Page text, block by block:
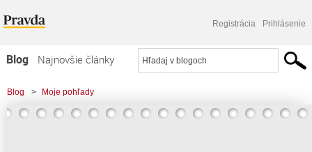
Registrácia Prihlásenie
Blog
Najnovšie články
Najčítanejšie články
Najkomentovanejšie články
Blog > Moje pohľady
> Skrachovala známa super luxusná cestovná kancelária!